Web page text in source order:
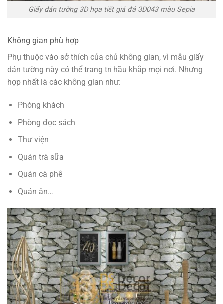
Giấy dán tường 3D họa tiết giả đá 3D043 màu Sepia
Không gian phù hợp
Phụ thuộc vào sở thích của chủ không gian, vì mẫu giấy
dán tường này có thể trang trí hầu khắp mọi nơi. Nhưng
hợp nhất là các không gian như:
Phòng khách
Phòng đọc sách
Thư viện
Quán trà sữa
Quán cà phê
Quán ăn…